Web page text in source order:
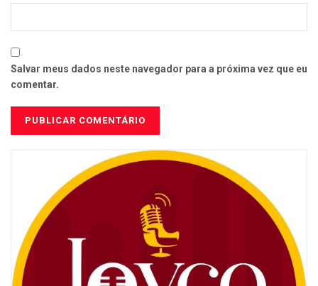
Salvar meus dados neste navegador para a próxima vez que eu
comentar.